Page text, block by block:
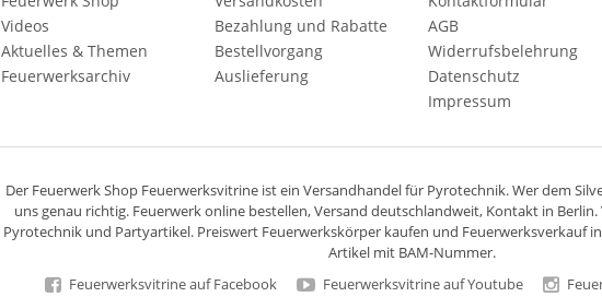
Videos
Aktuelles & Themen
Feuerwerksarchiv
Bezahlung und Rabatte
Bestellvorgang
Auslieferung
AGB
Widerrufsbelehrung
Datenschutz
Impressum
Der Feuerwerk Shop Feuerwerksvitrine ist ein Versandhandelfür Pyrotechnik. Wer dem
uns genau richtig. Feuerwerk online bestellen,Versand deutschlandweit, Kontakt in Berlin.
Pyrotechnikund Partyartikel. Preiswert Feuerwerkskörperkaufen und Feuerwerksverkauf
Artikel mit BAM-Nummer.
Feuerwerksvitrine auf Facebook
Feuerwerksvitrine auf Youtube